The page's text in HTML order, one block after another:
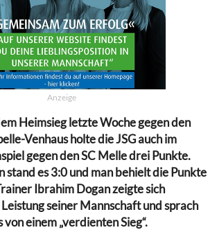
Anzeige
Heimsieg letzte Woche gegen den
Venhaus holte die JSG auch im
gegen den SC Melle drei Punkte.
stand es 3:0 und man behielt die Punkte
Ibrahim Dogan zeigte sich
seiner Mannschaft und sprach
von einem „verdienten Sieg“.